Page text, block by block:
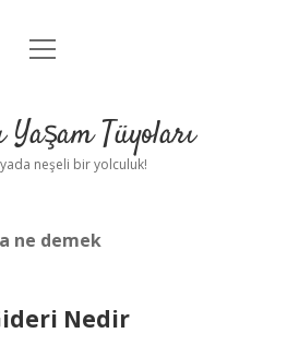
Anasayfa
Uyarı
menüyü
Yaşam Tüyoları
neşeli bir yolculuk!
ne demek
Nedir